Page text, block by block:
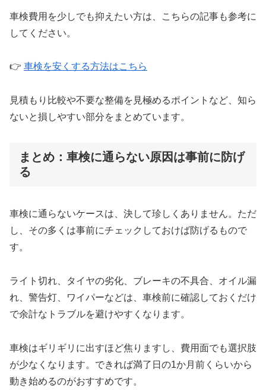
車検費用を少しでも抑えたい方は、こちらの記事も参考に
してください。
👉 車検を安くする方法はこちら
見積もり比較や不要な整備を見極めるポイントなど、知ら
ないと損しやすい部分をまとめています。
まとめ：車検に通らない原因は事前に防げ
る
車検に通らないケースは、決して珍しくありません。ただ
し、その多くは事前にチェックしておけば防げるもので
す。
ライト切れ、タイヤの劣化、ブレーキの不具合、オイル漏
れ、警告灯、ワイパーなどは、車検前に確認しておくだけ
で余計なトラブルを避けやすくなります。
車検はギリギリに出すほど焦りますし、費用面でも選択肢
が少なくなります。できれば満了日の1か月前くらいから
動き始めるのがおすすめです。